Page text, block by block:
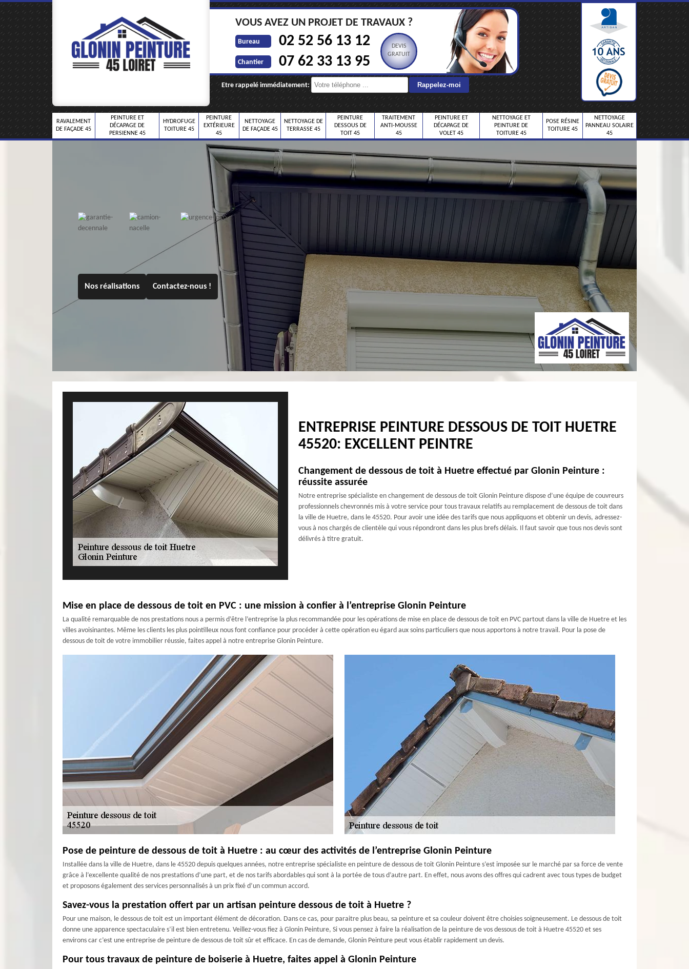
VOUS AVEZ UN PROJET DE TRAVAUX ?
Bureau 02 52 56 13 12
Chantier 07 62 33 13 95
DEVIS
GRATUIT
Etre rappelé immédiatement:
RAVALEMENT
DE FAÇADE 45
PEINTURE ET
DÉCAPAGE DE
PERSIENNE 45
HYDROFUGE
TOITURE 45
PEINTURE
EXTÉRIEURE
45
NETTOYAGE
DE FAÇADE 45
NETTOYAGE DE
TERRASSE 45
PEINTURE
DESSOUS DE
TOIT 45
TRAITEMENT
ANTI-MOUSSE
45
PEINTURE ET
DÉCAPAGE DE
VOLET 45
NETTOYAGE ET
PEINTURE DE
TOITURE 45
POSE RÉSINE
TOITURE 45
NETTOYAGE
PANNEAU SOLAIRE
45
Nos réalisations Contactez-nous !
ENTREPRISE PEINTURE DESSOUS DE TOIT HUETRE
45520: EXCELLENT PEINTRE
Changement de dessous de toit à Huetre effectué par Glonin Peinture :
réussite assurée
Notre entreprise spécialiste en changement de dessous de toit Glonin Peinture dispose d’une équipe de couvreurs
professionnels chevronnés mis à votre service pour tous travaux relatifs au remplacement de dessous de toit dans
la ville de Huetre, dans le 45520. Pour avoir une idée des tarifs que nous appliquons et obtenir un devis, adressez-
vous à nos chargés de clientèle qui vous répondront dans les plus brefs délais. Il faut savoir que tous nos devis sont
délivrés à titre gratuit.
Mise en place de dessous de toit en PVC : une mission à confier à l’entreprise Glonin Peinture
La qualité remarquable de nos prestations nous a permis d’être l’entreprise la plus recommandée pour les opérations de mise en place de dessous de toit en PVC partout dans la ville de Huetre et les
villes avoisinantes. Même les clients les plus pointilleux nous font confiance pour procéder à cette opération eu égard aux soins particuliers que nous apportons à notre travail. Pour la pose de
dessous de toit de votre immobilier réussie, faites appel à notre entreprise Glonin Peinture.
Pose de peinture de dessous de toit à Huetre : au cœur des activités de l’entreprise Glonin Peinture
Installée dans la ville de Huetre, dans le 45520 depuis quelques années, notre entreprise spécialiste en peinture de dessous de toit Glonin Peinture s’est imposée sur le marché par sa force de vente
grâce à l’excellente qualité de nos prestations d’une part, et de nos tarifs abordables qui sont à la portée de tous d’autre part. En effet, nous avons des offres qui cadrent avec tous types de budget
et proposons également des services personnalisés à un prix fixé d’un commun accord.
Savez-vous la prestation offert par un artisan peinture dessous de toit à Huetre ?
Pour une maison, le dessous de toit est un important élément de décoration. Dans ce cas, pour paraitre plus beau, sa peinture et sa couleur doivent être choisies soigneusement. Le dessous de toit
donne une apparence spectaculaire s’il est bien entretenu. Veillez-vous fiez à Glonin Peinture, Si vous pensez à faire la réalisation de la peinture de vos dessous de toit à Huetre 45520 et ses
environs car c’est une entreprise de peinture de dessous de toit sûr et efficace. En cas de demande, Glonin Peinture peut vous établir rapidement un devis.
Pour tous travaux de peinture de boiserie à Huetre, faites appel à Glonin Peinture